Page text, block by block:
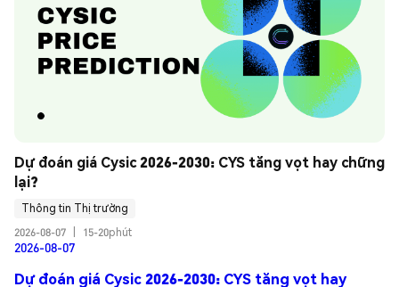
Dự đoán giá Cysic 2026-2030: CYS tăng vọt hay chững
lại?
Thông tin Thị trường
2026-08-07
15-20phút
2026-08-07
Dự đoán giá Cysic 2026-2030: CYS tăng vọt hay